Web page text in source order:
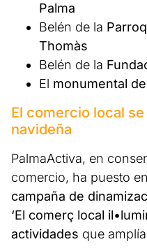
Palma
Belén de la
Thomàs
Belén de la
El monumental
El comercio local
navideña
PalmaActiva, en
comercio, ha puesto
campaña de
‘El comerç local
actividades que